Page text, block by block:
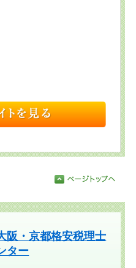
阪・京都格安税理士
ター